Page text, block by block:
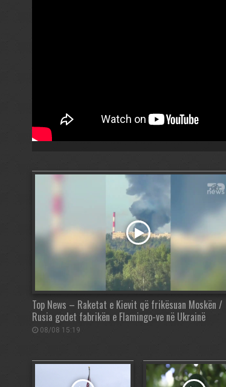
Top News – Raketat e Kievit që frikësuan Moskën /
Rusia godet fabrikën e Flamingo-ve në Ukrainë
08/08 15:19